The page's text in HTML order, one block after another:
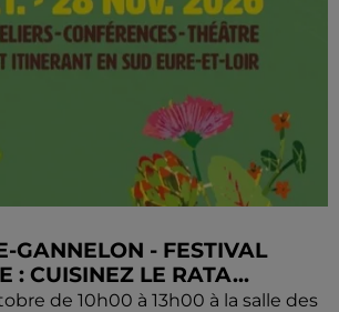
GANNELON - FESTIVAL
: CUISINEZ LE RATA...
de 10h00 à 13h00 à la salle des